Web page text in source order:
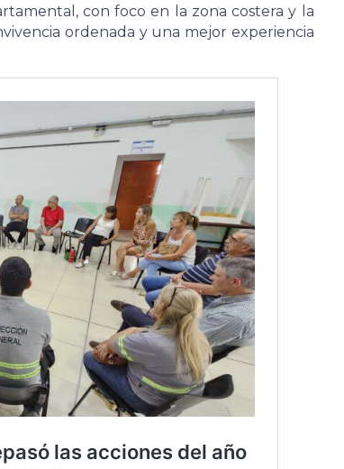
con foco en la zona costera y la
ordenada y una mejor experiencia